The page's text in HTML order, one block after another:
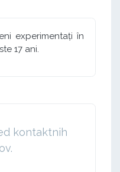
experimentați în
17 ani.
kontaktnih